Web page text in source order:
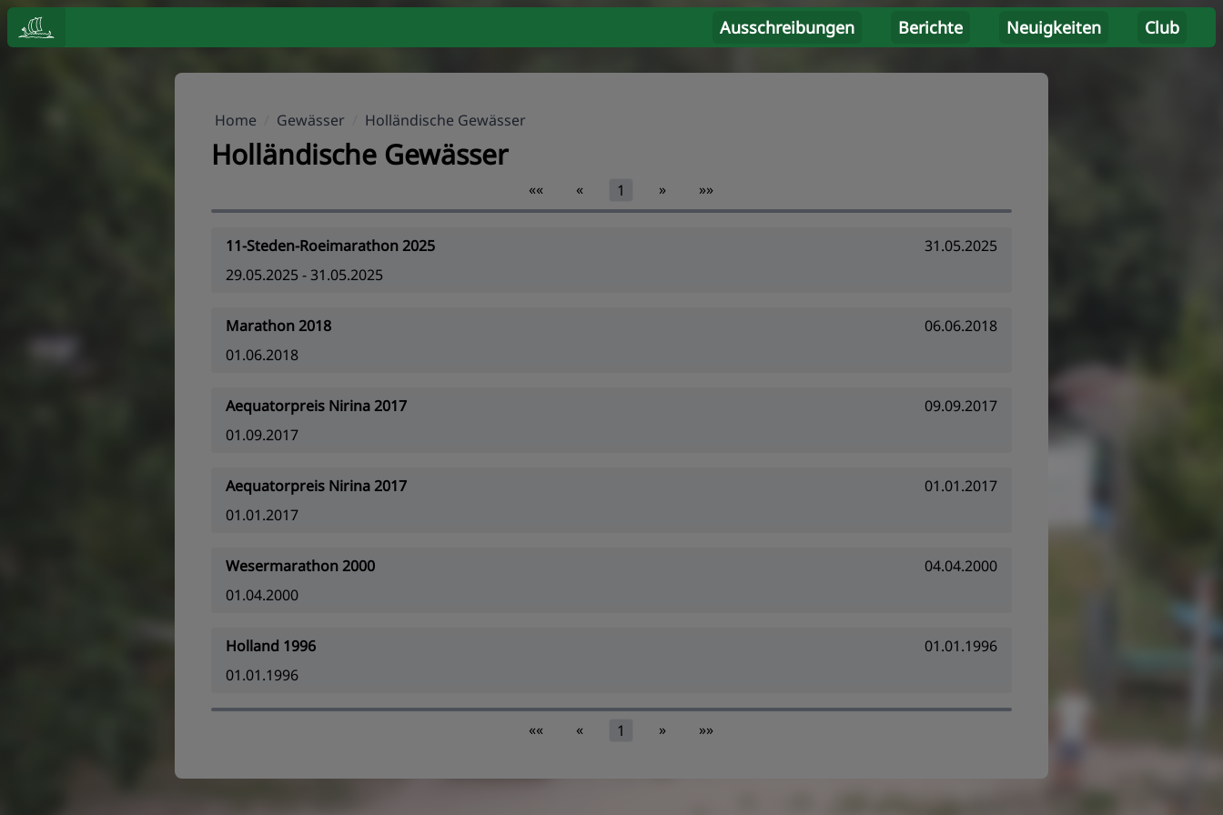
Ausschreibungen Berichte Neuigkeiten Club
Home Gewässer Holländische Gewässer
Holländische Gewässer
«« « 1 » »»
11-Steden-Roeimarathon 2025
31.05.2025
29.05.2025 - 31.05.2025
Marathon 2018
06.06.2018
01.06.2018
Aequatorpreis Nirina 2017
09.09.2017
01.09.2017
Aequatorpreis Nirina 2017
01.01.2017
01.01.2017
Wesermarathon 2000
04.04.2000
01.04.2000
Holland 1996
01.01.1996
01.01.1996
«« « 1 » »»